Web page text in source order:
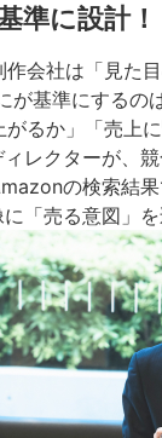
準に設計！
会社は「見た
が基準にするの
がるか」「売上
レクターが、
の検索結
に「売る意図」